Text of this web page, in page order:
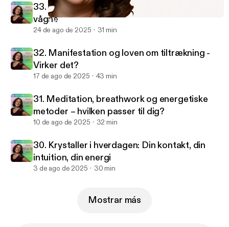
1. Velkommen til Skabsspirituel og Carina Vestergaards Univers
Skabsspirituel
33. Det spirituelle ego - Når vi tror vi er
vågne
24 de ago de 2025 31 min
32. Manifestation og loven om tiltrækning -
Virker det?
17 de ago de 2025 43 min
31. Meditation, breathwork og energetiske
metoder – hvilken passer til dig?
10 de ago de 2025 32 min
30. Krystaller i hverdagen: Din kontakt, din
intuition, din energi
3 de ago de 2025 30 min
Mostrar más